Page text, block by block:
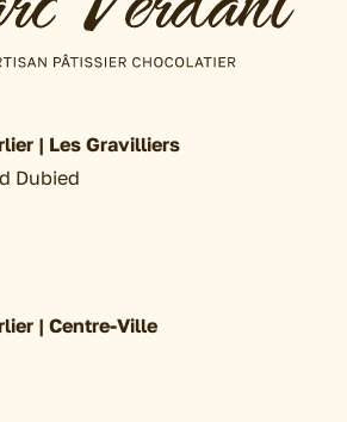
| Les Gravilliers
Dubied
| Centre-Ville